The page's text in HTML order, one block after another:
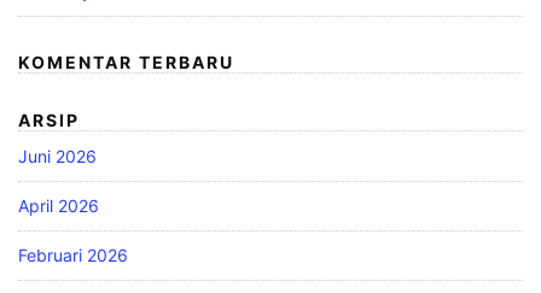
KOMENTAR TERBARU
ARSIP
Juni 2026
April 2026
Februari 2026